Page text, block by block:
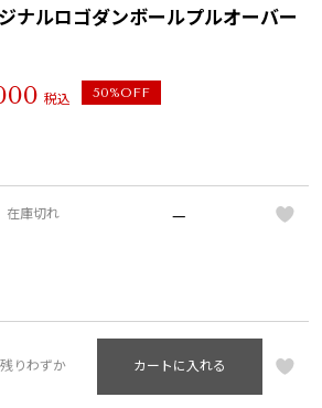
ナルロゴダンボールプルオーバー
税込 50%OFF
在庫切れ —
残りわずか カートに入れる